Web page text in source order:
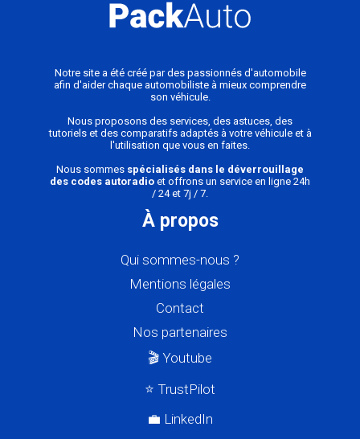
Notre site a été créé par des passionnés d'automobile
afin d'aider chaque automobiliste à mieux comprendre
son véhicule.
Nous proposons des services, des astuces, des
tutoriels et des comparatifs adaptés à votre véhicule et à
l'utilisation que vous en faites.
Nous sommes spécialisés dans le déverrouillage
des codes autoradio et offrons un service en ligne 24h
/ 24 et 7j / 7.
À propos
Qui sommes-nous ?
Mentions légales
Contact
Nos partenaires
🎬 Youtube
⭐ TrustPilot
💼 LinkedIn